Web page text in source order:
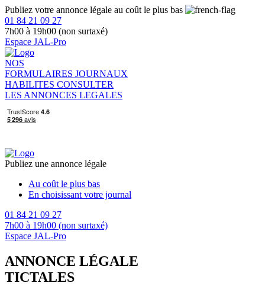
Publiez votre annonce légale au coût le plus bas
01 84 21 09 27
7h00 à 19h00 (non surtaxé)
Espace JAL-Pro
NOS
FORMULAIRES JOURNAUX
HABILITES CONSULTER
LES ANNONCES LEGALES
Publiez une annonce légale
Au coût le plus bas
En choisissant votre journal
01 84 21 09 27
7h00 à 19h00 (non surtaxé)
Espace JAL-Pro
ANNONCE LÉGALE
TICTALES